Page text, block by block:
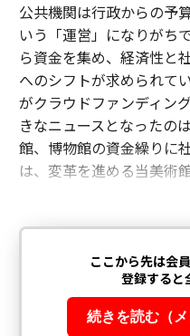
公共機関は行政からの予
いう「運営」になりがち
ら資金を集め、経済性と
へのシフトが求められて
がクラウドファンディン
きなニュースとなったの
館、博物館の資金繰りに
は、変革を進める当美術